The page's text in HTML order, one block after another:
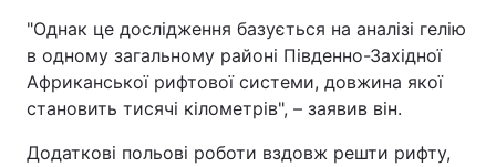
"Однак це дослідження базується на аналізі гелію
в одному загальному районі Південно-Західної
Африканської рифтової системи, довжина якої
становить тисячі кілометрів", – заявив він.
Додаткові польові роботи вздовж решти рифту,